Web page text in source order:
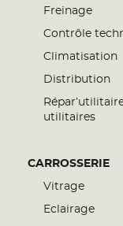
Freinage
Contrôle
Climatisation
Distribution
utilitaires
CARROSSERIE
Vitrage
Eclairage